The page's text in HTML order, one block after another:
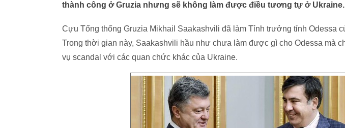
thành công ở Gruzia nhưng sẽ không làm được điều tương tự ở Ukraine.
Cựu Tổng thống Gruzia Mikhail Saakashvili đã làm Tỉnh trưởng tỉnh Odessa
Trong thời gian này, Saakashvili hầu như chưa làm được gì cho Odessa mà
vụ scandal với các quan chức khác của Ukraine.